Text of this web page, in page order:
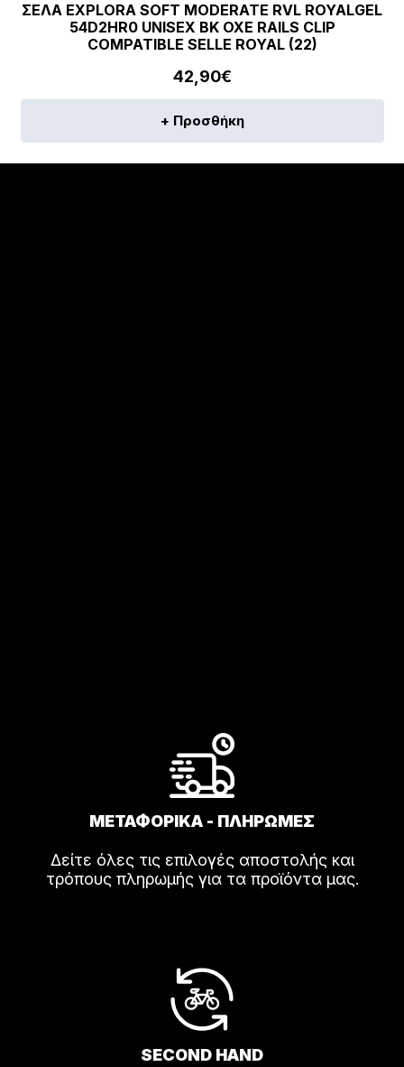
ΣΕΛΑ EXPLORA SOFT MODERATE RVL ROYALGEL
54D2HR0 UNISEX BK OXE RAILS CLIP
COMPATIBLE SELLE ROYAL (22)
42,90€
+ Προσθήκη
ΜΕΤΑΦΟΡΙΚΑ - ΠΛΗΡΩΜΕΣ
Δείτε όλες τις επιλογές αποστολής και
τρόπους πληρωμής για τα προϊόντα μας.
SECOND HAND